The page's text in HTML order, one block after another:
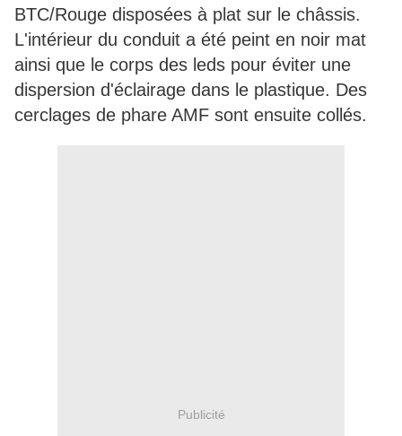
BTC/Rouge disposées à plat sur le châssis.
L'intérieur du conduit a été peint en noir mat
ainsi que le corps des leds pour éviter une
dispersion d'éclairage dans le plastique. Des
cerclages de phare AMF sont ensuite collés.
Publicité